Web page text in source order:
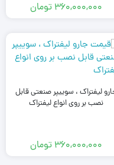
360,000,000 تومان
لیفتراک ، سوییپر صنعتی قابل
نصب بر روی انواع لیفتراک
360,000,000 تومان